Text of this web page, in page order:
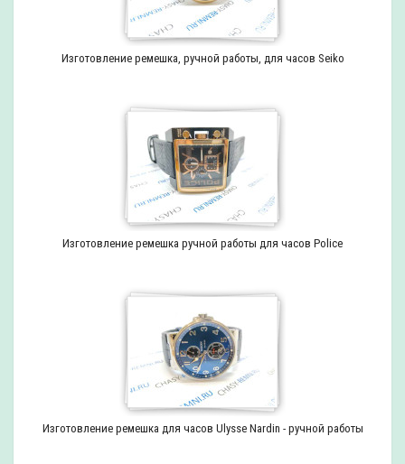
Изготовление ремешка, ручной работы, для часов Seiko
Изготовление ремешка ручной работы для часов Police
Изготовление ремешка для часов Ulysse Nardin - ручной работы